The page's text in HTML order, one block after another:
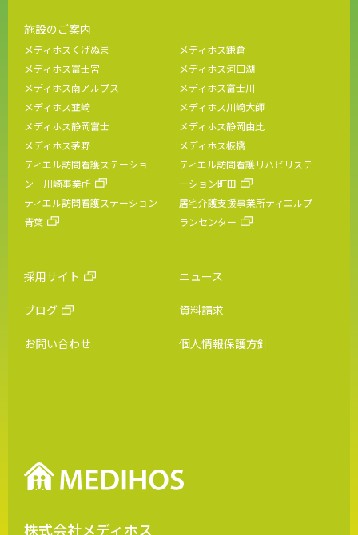
株式会社メディホス
施設のご案内
メディホスくげぬま
メディホス鎌倉
メディホス富士宮
メディホス河口湖
メディホス南アルプス
メディホス富士川
メディホス韮崎
メディホス川崎大師
メディホス静岡富士
メディホス静岡由比
メディホス茅野
メディホス板橋
ティエル訪問看護ステーショ
ン 川崎事業所
ティエル訪問看護リハビリステ
ーション町田
ティエル訪問看護ステーション
青葉
居宅介護支援事業所ティエルプ
ランセンター
採用サイト ニュース
ブログ 資料請求
お問い合わせ 個人情報保護方針